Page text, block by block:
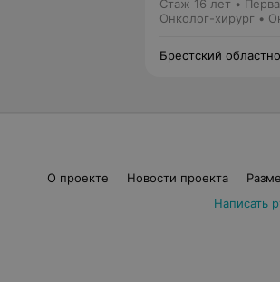
Стаж 16 лет •
Онколог-хирург •
Брестский
О проекте Новости проекта
Написать